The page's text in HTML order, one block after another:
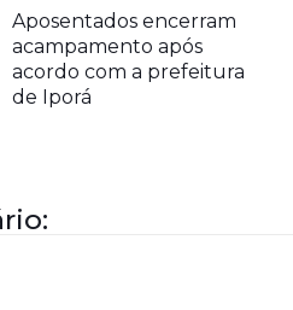
Aposentados encerram
acampamento após
acordo com a prefeitura
de Iporá